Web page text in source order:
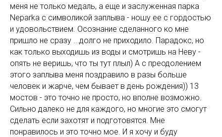
меня не только медаль, а еще и заслуженная парка
Neparka с символикой заплыва - ношу ее с гордостью
и удовольствием. Осознание сделанного ко мне
пришло не сразу ...долго не приходило. Парадокс, но
как только выходишь из воды и смотришь на Неву -
опять не веришь, что ты тут плыл) А с преодолением
этого заплыва меня поздравило в разы больше
человек и жарче, чем бывает в день рождения)) 13
мостов - это точно не просто, но вполне возможно.
Сильно далеко не для каждого, но многие это смогут
сделать если захотят и подготовятся. Мне
понравилось и это точно мое. И я хочу и буду